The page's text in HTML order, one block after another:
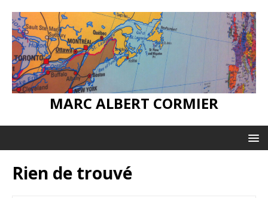
MARC ALBERT CORMIER
Rien de trouvé